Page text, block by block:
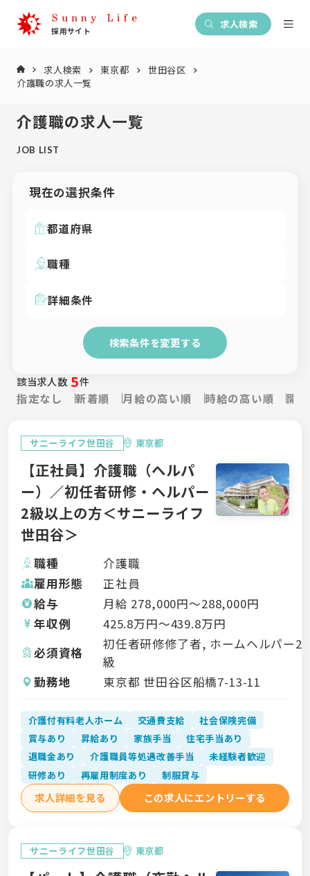
求人検索
求人検索 東京都
世田谷区
介護職の求人一覧
介護職の求人一覧
JOB LIST
現在の選択条件
都道府県
職種
詳細条件
検索条件を変更する
該当求人数 5件
指定なし 新着順 月給の高い順 時給の高い順 開
サニーライフ世田谷 東京都
【正社員】介護職（ヘルパ
ー）／初任者研修・ヘルパー
2級以上の方＜サニーライフ
世田谷＞
職種
介護職
雇用形態
正社員
給与
月給 278,000円〜288,000円
年収例
425.8万円〜439.8万円
必須資格
初任者研修修了者, ホームヘルパー2
級
勤務地
東京都 世田谷区船橋7-13-11
介護付有料老人ホーム 交通費支給
社会保険完備
賞与あり
昇給あり 家族手当
住宅手当あり
退職金あり
介護職員等処遇改善手当
未経験者歓迎
研修あり
再雇用制度あり 制服貸与
求人詳細を見る この求人にエントリーする
サニーライフ世田谷 東京都